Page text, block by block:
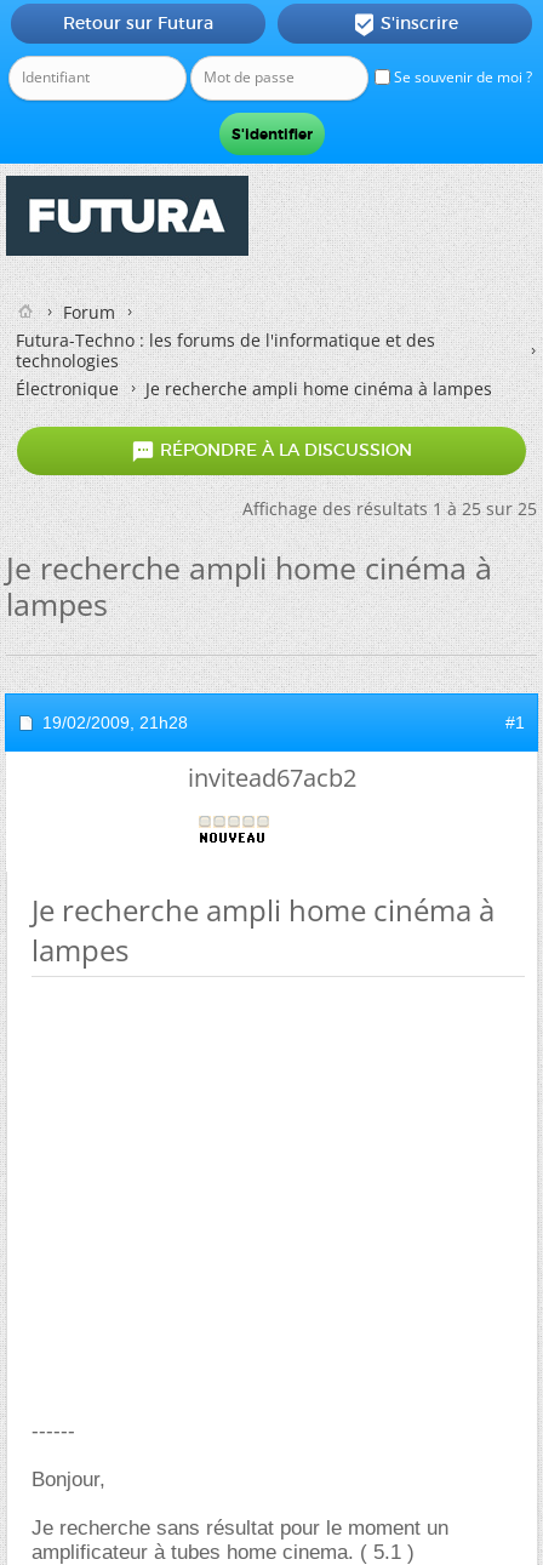
Se souvenir de moi ?
Retour sur Futura  S'inscrire
Forum
Futura-Techno : les forums de l'informatique et des
technologies
Électronique
Je recherche ampli home cinéma à lampes
 RÉPONDRE À LA DISCUSSION
Affichage des résultats 1 à 25 sur 25
Je recherche ampli home cinéma à
lampes
19/02/2009, 21h28 #1
invitead67acb2
Je recherche ampli home cinéma à
lampes
------
Bonjour,
Je recherche sans résultat pour le moment un
amplificateur à tubes home cinema. ( 5.1 )